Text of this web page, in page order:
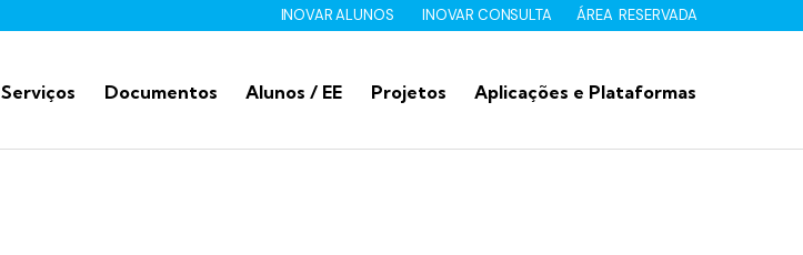
INOVAR ALUNOS INOVAR CONSULTA ÁREA RESERVADA
Serviços Documentos Alunos / EE Projetos Aplicações e Plataformas